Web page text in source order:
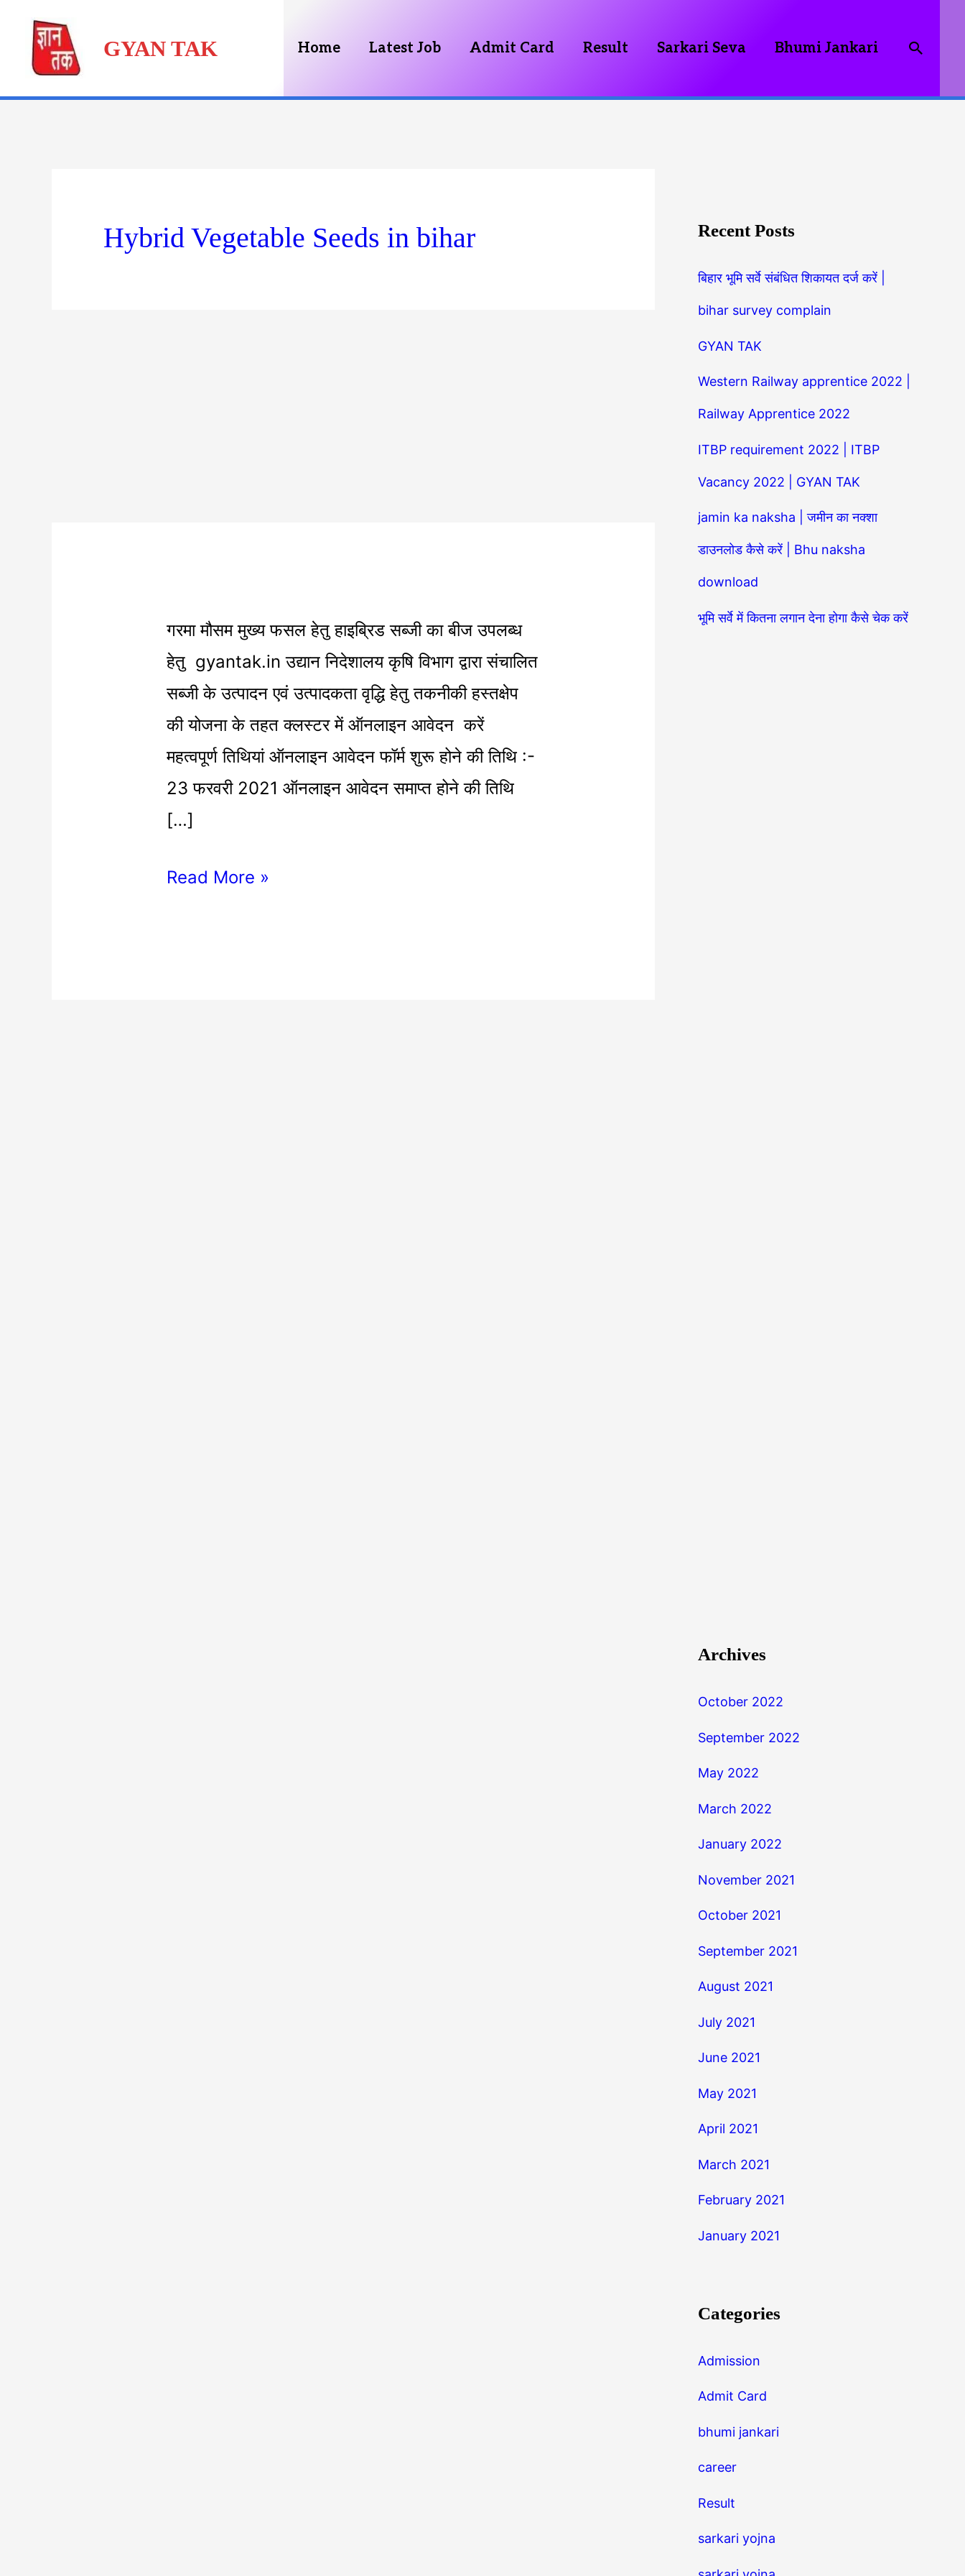
Skip
content
GYAN TAK Home Latest Job Admit Card Result Sarkari Seva Bhumi Jankari
Hybrid Vegetable Seeds in bihar
गरमा मौसम मुख्य फसल हेतु हाइब्रिड सब्जी का बीज उपलब्ध
हेतु gyantak.in उद्यान निदेशालय कृषि विभाग द्वारा संचालित
सब्जी के उत्पादन एवं उत्पादकता वृद्धि हेतु तकनीकी हस्तक्षेप
की योजना के तहत क्लस्टर में ऑनलाइन आवेदन करें
महत्वपूर्ण तिथियां ऑनलाइन आवेदन फॉर्म शुरू होने की तिथि :-
23 फरवरी 2021 ऑनलाइन आवेदन समाप्त होने की तिथि
[…]
हाइब्रिड
सब्जी
का
बीज
उपलब्ध
हेतु
ऑनलाइन
Read More »
Recent Posts
बिहार भूमि सर्वे संबंधित शिकायत दर्ज करें |
bihar survey complain
GYAN TAK
Western Railway apprentice 2022 |
Railway Apprentice 2022
ITBP requirement 2022 | ITBP
Vacancy 2022 | GYAN TAK
jamin ka naksha | जमीन का नक्शा
डाउनलोड कैसे करें | Bhu naksha
download
भूमि सर्वे में कितना लगान देना होगा कैसे चेक करें
Archives
October 2022
September 2022
May 2022
March 2022
January 2022
November 2021
October 2021
September 2021
August 2021
July 2021
June 2021
May 2021
April 2021
March 2021
February 2021
January 2021
Categories
Admission
Admit Card
bhumi jankari
career
Result
sarkari yojna